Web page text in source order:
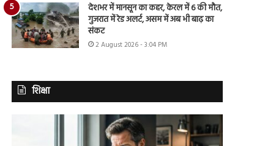
देशभर में मानसून का कहर, केरल में 6 की मौत,
गुजरात में रेड अलर्ट, असम में अब भी बाढ़ का
संकट
2 August 2026 - 3:04 PM
शिक्षा